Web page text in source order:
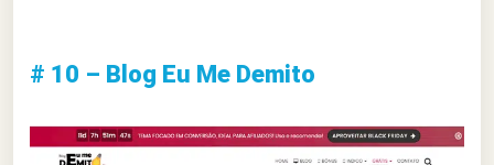
# 10 – Blog Eu Me Demito